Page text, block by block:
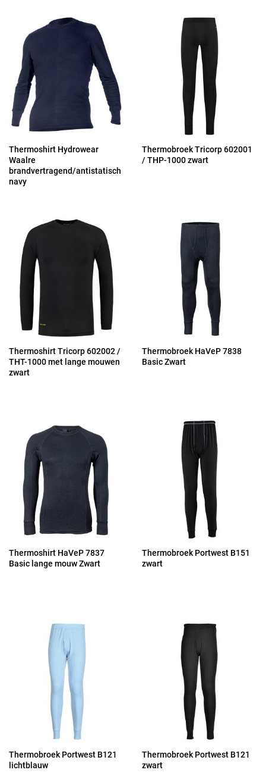
Thermoshirt Hydrowear
Waalre
brandvertragend/antistatisch
navy
Thermobroek Tricorp 602001
/ THP-1000 zwart
Thermoshirt Tricorp 602002 /
THT-1000 met lange mouwen
zwart
Thermobroek HaVeP 7838
Basic Zwart
Thermoshirt HaVeP 7837
Basic lange mouw Zwart
Thermobroek Portwest B151
zwart
Thermobroek Portwest B121
lichtblauw
Thermobroek Portwest B121
zwart